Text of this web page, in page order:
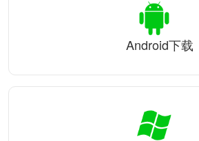
Android下载